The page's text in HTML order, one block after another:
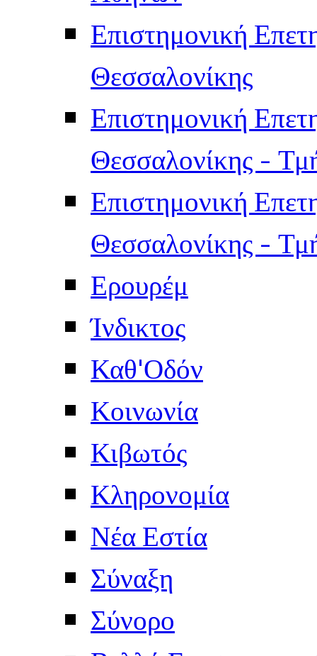
Επιστημονική
Θεσσαλονίκης
Επιστημονική
Θεσσαλονίκης -
Επιστημονική
Θεσσαλονίκης -
Ερουρέμ
Ίνδικτος
Καθ'Οδόν
Κοινωνία
Κιβωτός
Κληρονομία
Νέα Εστία
Σύναξη
Σύνορο